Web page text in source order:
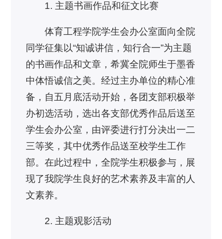
1. 主题书画作品和征文比赛
体育工程学院学生会办公室面向全院
同学征集以“知诚讲信，知行合一”为主题
的书画作品和文章，希冀全院师生于墨香
中体悟诚信之美。经过主办单位的精心准
备，自五月底活动开始，各团支部积极举
办初选活动，选出各支部优秀作品后送至
学生会办公室，由评委进行打分决出一二
三等奖，其中优秀作品送至校学生工作
部。在此过程中，全院学生积极参与，展
现了我院学生良好的艺术素养及丰富的人
文素养。
2. 主题观影活动